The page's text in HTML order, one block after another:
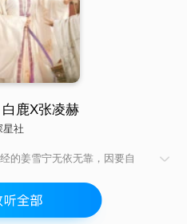
宁安如梦 | 白鹿X张凌赫
星社
的姜雪宁无依无靠，因要自
马的小侯爷反目。后，曾受她
反，一朝倾覆，皇帝死了，她
因她身陷囹圄……所幸，她有